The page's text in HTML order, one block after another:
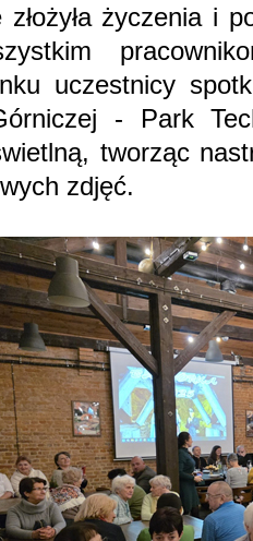
złożyła życzenia i
uczestnicy
- Park
tworząc
zdjęć.